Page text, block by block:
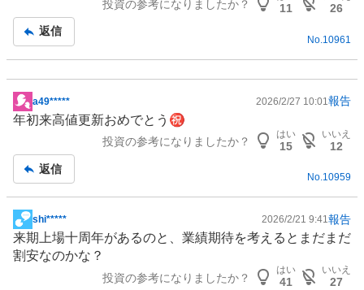
事
投資の参考になりましたか？ 11
26
返信
No. 10961
掲
示
事
a49***** 2026/2/27 10:01 報告
年初来高値更新おめでとう㊗️
投資の参考になりましたか？
はい
15
いいえ
12
返信
No.10959
掲
示
板
shi***** 2026/2/21 9:41報告
来期上場十周年があるのと、業績期待を考えるとまだまだ
割安なのかな？
投資の参考になりましたか？
はい
41
いいえ
27